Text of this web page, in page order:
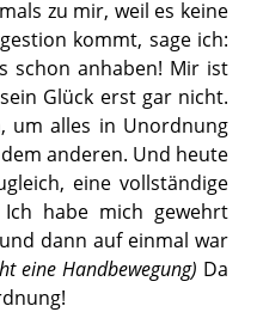
zu mir, weil es keine
kommt, sage ich:
schon anhaben! Mir ist
Glück erst gar nicht.
um alles in Unordnung
anderen. Und heute
eine vollständige
habe mich gewehrt
dann auf einmal war
eine Handbewegung) Da